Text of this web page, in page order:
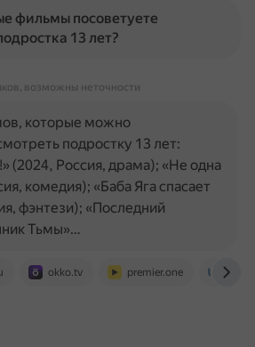
фильмы посоветуете
13 лет?
возможны неточности
okko.tv premier.one
которые можно
подростку 13 лет:
(2024, Россия, драма); «Не одна
комедия); «Баба Яга спасает
фэнтези); «Последний
Тьмы»…